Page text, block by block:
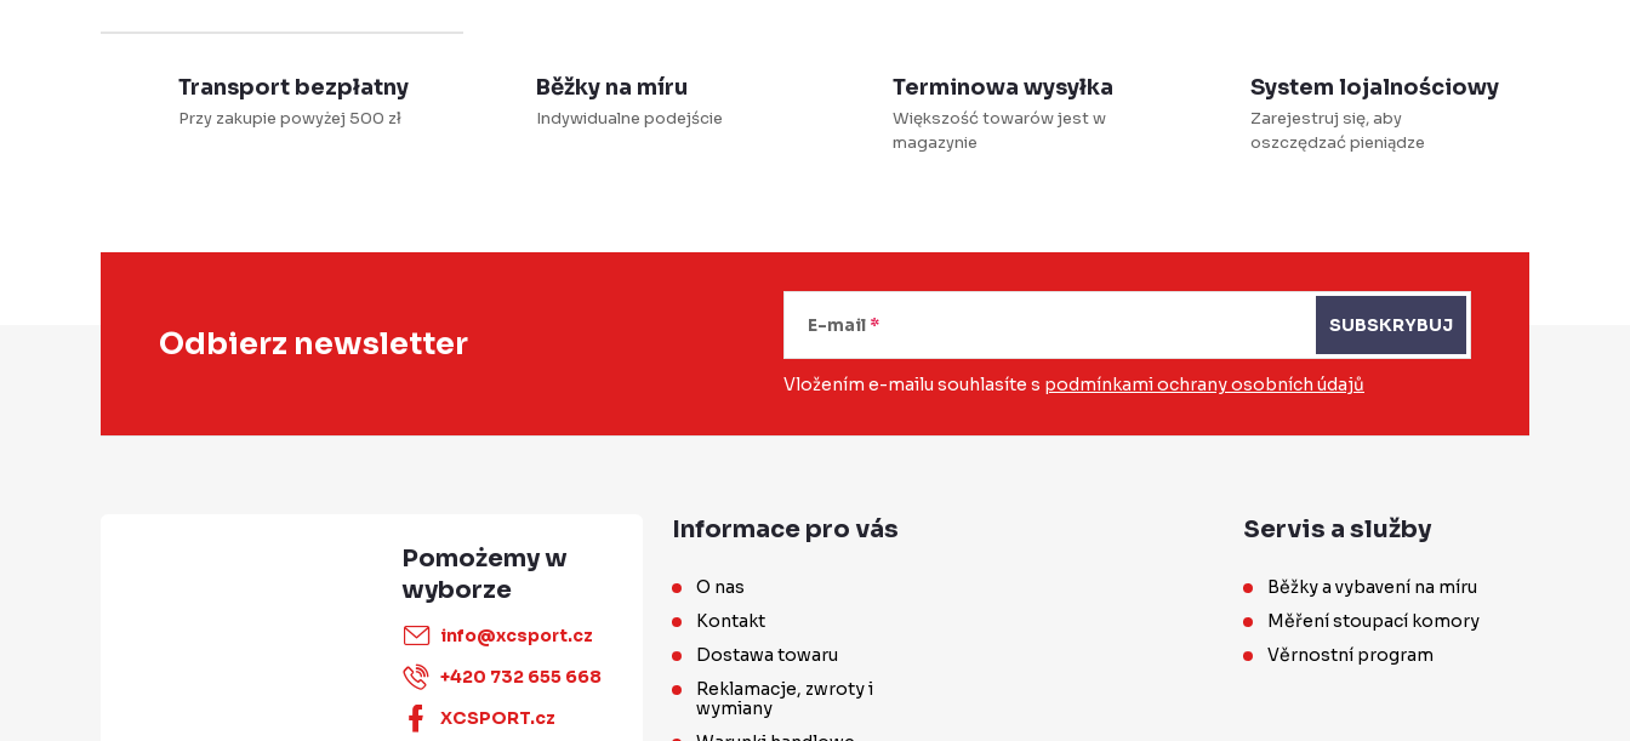
Transport bezpłatny
Przy zakupie powyżej 500 zł
Běžky na míru
Indywidualne podejście
Terminowa wysyłka
Większość towarów jest w
magazynie
System lojalnościowy
Zarejestruj się, aby
oszczędzać pieniądze
Odbierz newsletter E-mail
Vložením e-mailu souhlasíte s podmínkami ochrany osobních údajů
SUBSKRYBUJ
info@xcsport.cz
+420 732 655 668
XCSPORT.cz
Informace pro vás
O nas
Kontakt
Dostawa towaru
Reklamacje, zwroty i
wymiany
Servis a služby
Běžky a vybavení na míru
Měření stoupací komory
Věrnostní program